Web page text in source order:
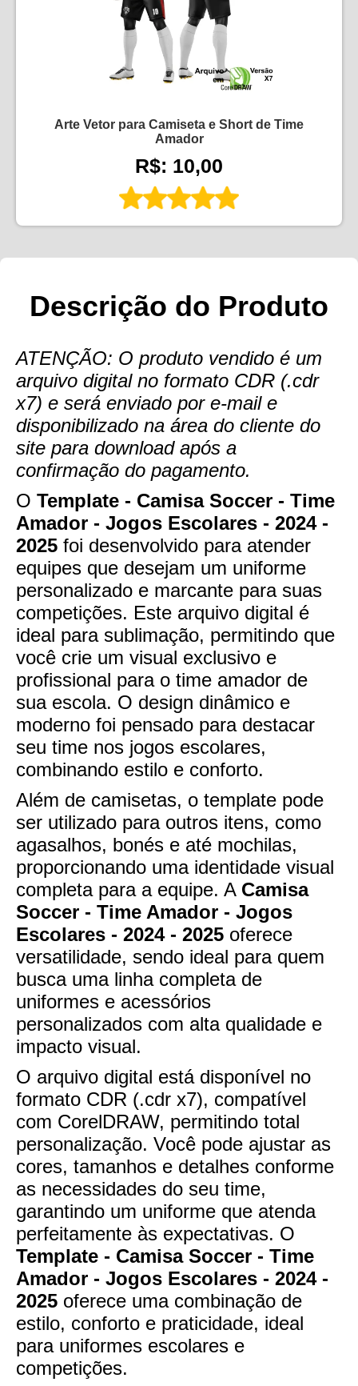
Arte Vetor para Camiseta e Short de Time
Amador
R$: 10,00
Descrição do Produto
ATENÇÃO: O produto vendido é um
arquivo digital no formato CDR (.cdr
x7) e será enviado por e-mail e
disponibilizado na área do cliente do
site para download após a
confirmação do pagamento.
O Template - Camisa Soccer - Time
Amador - Jogos Escolares - 2024 -
2025 foi desenvolvido para atender
equipes que desejam um uniforme
personalizado e marcante para suas
competições. Este arquivo digital é
ideal para sublimação, permitindo que
você crie um visual exclusivo e
profissional para o time amador de
sua escola. O design dinâmico e
moderno foi pensado para destacar
seu time nos jogos escolares,
combinando estilo e conforto.
Além de camisetas, o template pode
ser utilizado para outros itens, como
agasalhos, bonés e até mochilas,
proporcionando uma identidade visual
completa para a equipe. A Camisa
Soccer - Time Amador - Jogos
Escolares - 2024 - 2025 oferece
versatilidade, sendo ideal para quem
busca uma linha completa de
uniformes e acessórios
personalizados com alta qualidade e
impacto visual.
O arquivo digital está disponível no
formato CDR (.cdr x7), compatível
com CorelDRAW, permitindo total
personalização. Você pode ajustar as
cores, tamanhos e detalhes conforme
as necessidades do seu time,
garantindo um uniforme que atenda
perfeitamente às expectativas. O
Template - Camisa Soccer - Time
Amador - Jogos Escolares - 2024 -
2025 oferece uma combinação de
estilo, conforto e praticidade, ideal
para uniformes escolares e
competições.